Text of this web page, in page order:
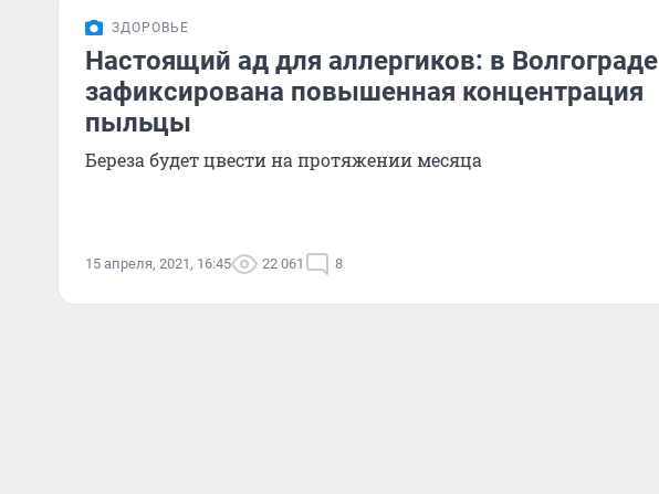
ЗДОРОВЬЕ
Настоящий ад для аллергиков: в Волгограде
зафиксирована повышенная концентрация
пыльцы
Береза будет цвести на протяжении месяца
15 апреля, 2021, 16:45 22 061 8